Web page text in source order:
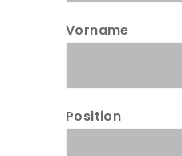
Vorname
Position